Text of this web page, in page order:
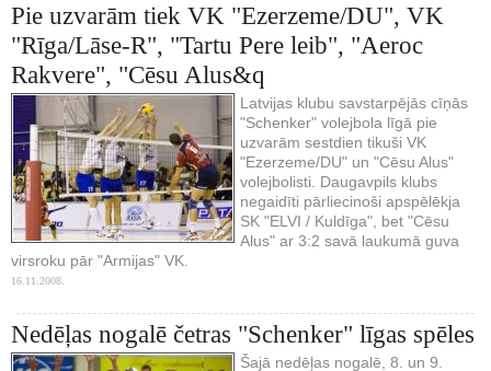
Pie uzvarām tiek VK "Ezerzeme/DU", VK
"Rīga/Lāse-R", "Tartu Pere leib", "Aeroc
Rakvere", "Cēsu Alus&q
Latvijas klubu savstarpējās cīņās
"Schenker" volejbola līgā pie
uzvarām sestdien tikuši VK
"Ezerzeme/DU" un "Cēsu Alus"
volejbolisti. Daugavpils klubs
negaidīti pārliecinoši apspēlēkja
SK "ELVI / Kuldīga", bet "Cēsu
Alus" ar 3:2 savā laukumā guva
virsroku pār "Armijas" VK.
16.11.2008.
Nedēļas nogalē četras "Schenker" līgas spēles
Šajā nedēļas nogalē, 8. un 9.